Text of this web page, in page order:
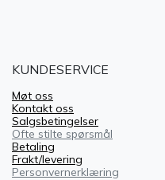
KUNDESERVICE
Møt oss
Kontakt oss
Salgsbetingelser
Ofte stilte spørsmål
Betaling
Frakt/levering
Personvernerklæring